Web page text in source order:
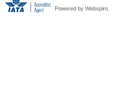
Powered by Webspiro.